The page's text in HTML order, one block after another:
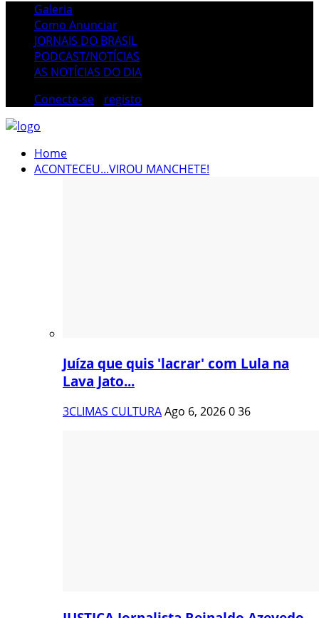
Galeria
Como Anunciar
JORNAIS DO BRASIL
PODCAST/NOTÍCIAS
AS NOTÍCIAS DO DIA
Conecte-se
registo
Home
ACONTECEU...VIROU MANCHETE!
Juíza que quis 'lacrar' com Lula na
Lava Jato...
3CLIMAS CULTURAAgo 6, 2026036